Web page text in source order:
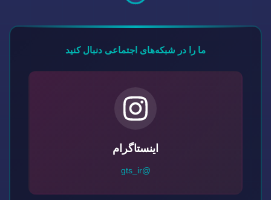
ما را در شبکه‌های اجتماعی دنبال کنید
اینستاگرام
@gts_ir